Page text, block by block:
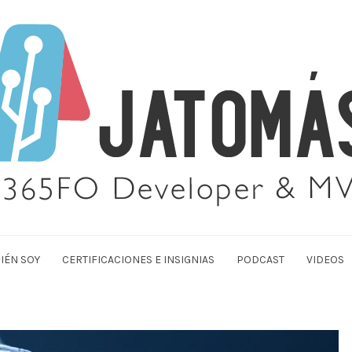
SOY CERTIFICACIONES E INSIGNIAS PODCAST VIDEOS